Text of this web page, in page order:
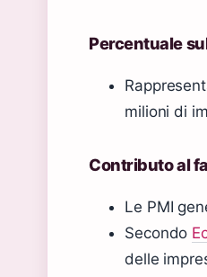
Percentuale
milioni di
Contributo al
Le PMI
Secondo
delle